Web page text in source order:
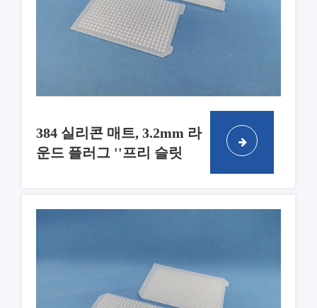
384 실리콘 매트, 3.2mm 라
운드 플러그 ''프리 슬릿